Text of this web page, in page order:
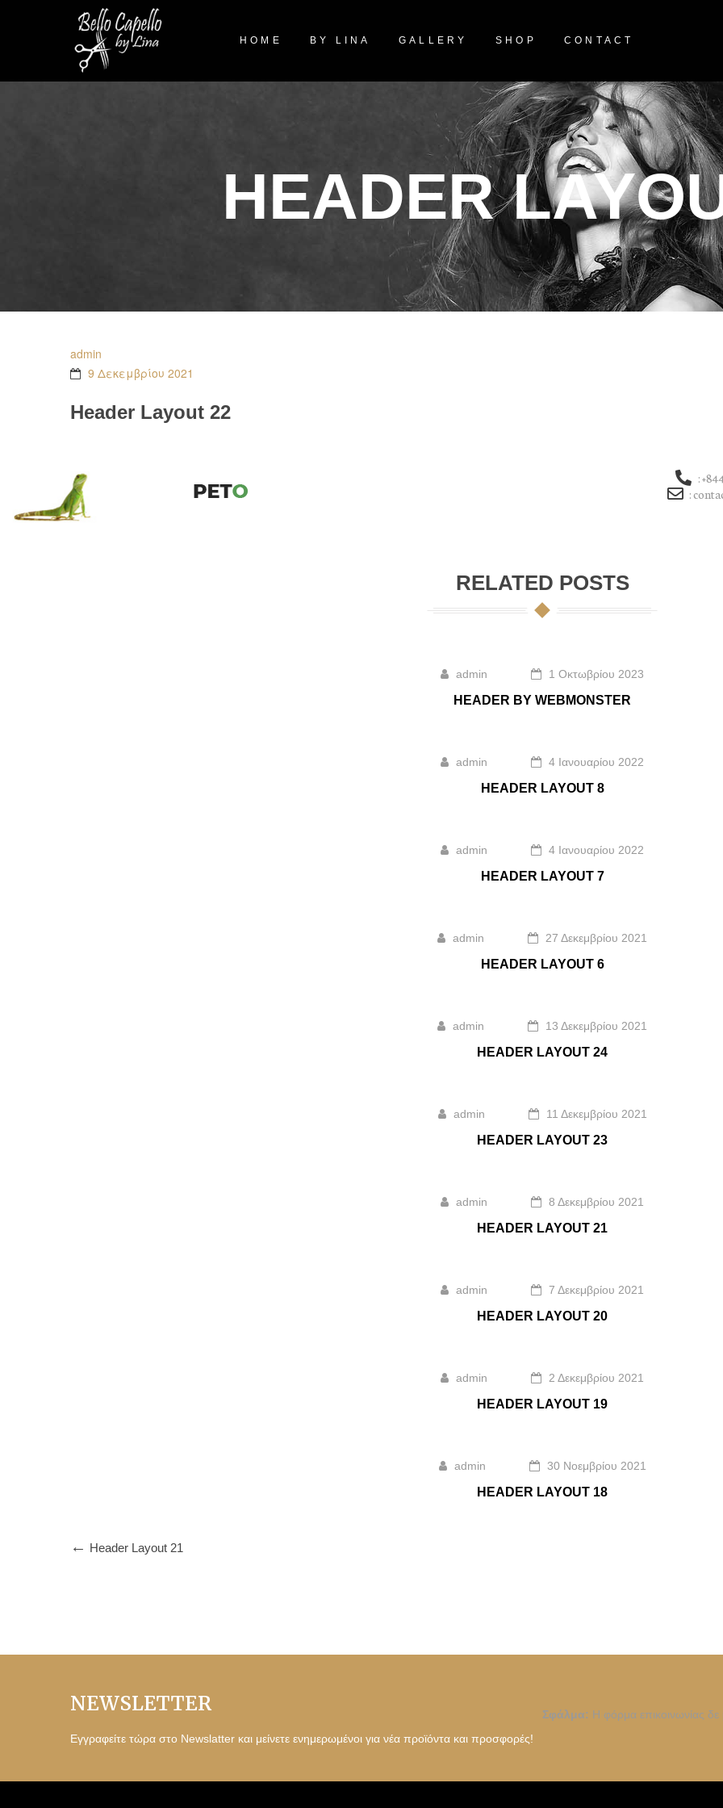
HOME BY LINA GALLERY SHOP CONTACT
HEADER
admin
9 Δεκεμβρίου 2021
Header Layout 22
:
:
RELATED POSTS
admin 1 Οκτωβρίου 2023
HEADER BY WEBMONSTER
admin 4 Ιανουαρίου 2022
HEADER LAYOUT 8
admin 4 Ιανουαρίου 2022
HEADER LAYOUT 7
admin 27 Δεκεμβρίου 2021
HEADER LAYOUT 6
admin 13 Δεκεμβρίου 2021
HEADER LAYOUT 24
admin 11 Δεκεμβρίου 2021
HEADER LAYOUT 23
admin 8 Δεκεμβρίου 2021
HEADER LAYOUT 21
admin 7 Δεκεμβρίου 2021
HEADER LAYOUT 20
admin 2 Δεκεμβρίου 2021
HEADER LAYOUT 19
admin 30 Νοεμβρίου 2021
HEADER LAYOUT 18
Header Layout 21
NEWSLETTER
Εγγραφείτε τώρα στο Newslatter και μείνετε ενημερωμένοι για νέα προϊόντα και προσφορές!
Σφάλμα: Η φόρμα επικοινωνίας δε